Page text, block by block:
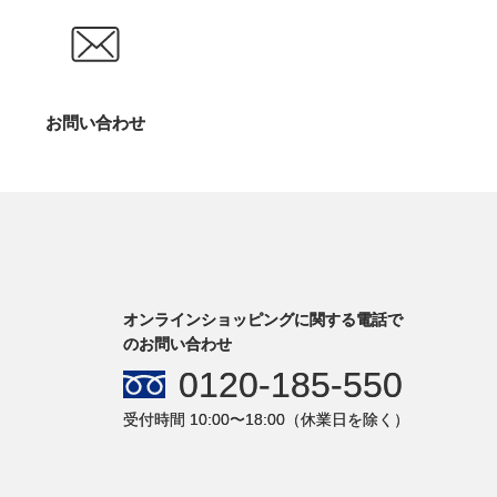
お問い合わせ
オンラインショッピングに関する電話で
のお問い合わせ
0120-185-550
受付時間 10:00〜18:00（休業日を除く）